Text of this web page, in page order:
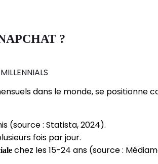
?
dans le monde, se
(source : Statista, 2024).
fois par jour.
chez les 15-24 ans (source :